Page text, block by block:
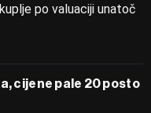
po valuaciji unatoč
cijene pale 20 posto